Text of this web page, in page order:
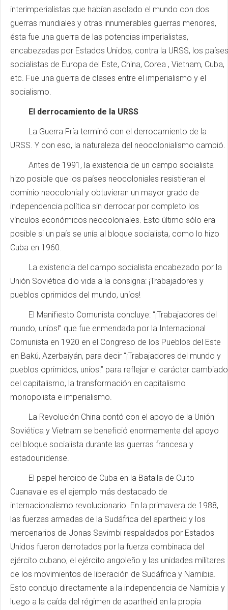
interimperialistas que habían asolado el mundo con dos
guerras mundiales y otras innumerables guerras menores,
ésta fue una guerra de las potencias imperialistas,
encabezadas por Estados Unidos, contra la URSS, los países
socialistas de Europa del Este, China, Corea , Vietnam, Cuba,
etc. Fue una guerra de clases entre el imperialismo y el
socialismo.
El derrocamiento de la URSS
La Guerra Fría terminó con el derrocamiento de la
URSS. Y con eso, la naturaleza del neocolonialismo cambió.
Antes de 1991, la existencia de un campo socialista
hizo posible que los países neocoloniales resistieran el
dominio neocolonial y obtuvieran un mayor grado de
independencia política sin derrocar por completo los
vínculos económicos neocoloniales. Esto último sólo era
posible si un país se unía al bloque socialista, como lo hizo
Cuba en 1960.
La existencia del campo socialista encabezado por la
Unión Soviética dio vida a la consigna: ¡Trabajadores y
pueblos oprimidos del mundo, uníos!
El Manifiesto Comunista concluye: “¡Trabajadores del
mundo, uníos!” que fue enmendada por la Internacional
Comunista en 1920 en el Congreso de los Pueblos del Este
en Bakú, Azerbaiyán, para decir “¡Trabajadores del mundo y
pueblos oprimidos, uníos!” para reflejar el carácter cambiado
del capitalismo, la transformación en capitalismo
monopolista e imperialismo.
La Revolución China contó con el apoyo de la Unión
Soviética y Vietnam se benefició enormemente del apoyo
del bloque socialista durante las guerras francesa y
estadounidense.
El papel heroico de Cuba en la Batalla de Cuito
Cuanavale es el ejemplo más destacado de
internacionalismo revolucionario. En la primavera de 1988,
las fuerzas armadas de la Sudáfrica del apartheid y los
mercenarios de Jonas Savimbi respaldados por Estados
Unidos fueron derrotados por la fuerza combinada del
ejército cubano, el ejército angoleño y las unidades militares
de los movimientos de liberación de Sudáfrica y Namibia.
Esto condujo directamente a la independencia de Namibia y
luego a la caída del régimen de apartheid en la propia